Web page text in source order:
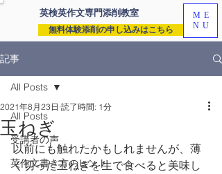
英検英作文専門添削教室
無料体験添削の申し込みはこちら
ME
NU
記事
All Posts
受講者の声
英作文書き方のヒント
All Posts
玉ねぎ
2021年8月23日 読了時間: 1分
以前にも触れたかもしれませんが、薄
く切った玉ねぎを生で食べると美味し